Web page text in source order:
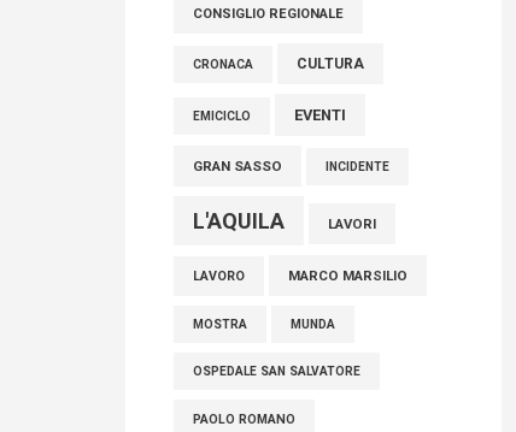
CONSIGLIO REGIONALE
CRONACA CULTURA
EMICICLO EVENTI
GRAN SASSO INCIDENTE
L'AQUILA LAVORI
LAVORO MARCO MARSILIO
MOSTRA MUNDA
OSPEDALE SAN SALVATORE
PAOLO ROMANO